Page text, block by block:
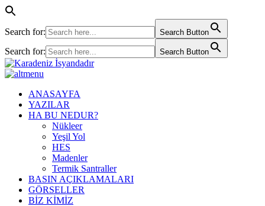
Search for: Search Button
Search for: Search Button
ANASAYFA
YAZILAR
HA BU NEDUR?
Nükleer
Yeşil Yol
HES
Madenler
Termik Santraller
BASIN AÇIKLAMALARI
GÖRSELLER
BİZ KİMİZ